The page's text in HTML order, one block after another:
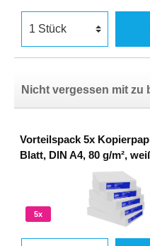
Nicht vergessen mit zu
Vorteilspack 5x
Blatt, DIN A4, 80 g/m²,
5x